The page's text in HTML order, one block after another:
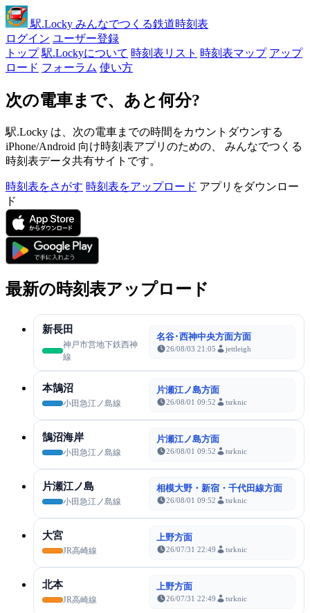
駅.Locky みんなでつくる鉄道時刻表
ログイン ユーザー登録
トップ 駅.Lockyについて 時刻表リスト 時刻表マップ アップ
ロード フォーラム 使い方
次の電車まで、あと何分?
駅.Locky は、次の電車までの時間をカウントダウンする
iPhone/Android 向け時刻表アプリのための、 みんなでつくる
時刻表データ共有サイトです。
時刻表をさがす 時刻表をアップロード アプリをダウンロー
ド
最新の時刻表アップロード
新長田
神戸市営地下鉄西神
線
名谷･西神中央方面方面
26/08/03 21:05 jettleigh
本鵠沼
小田急江ノ島線
片瀬江ノ島方面
26/08/01 09:52 tsrknic
鵠沼海岸
小田急江ノ島線
片瀬江ノ島方面
26/08/01 09:52 tsrknic
片瀬江ノ島
小田急江ノ島線
相模大野・新宿・千代田線方面
26/08/01 09:52 tsrknic
大宮
JR高崎線
上野方面
26/07/31 22:49 tsrknic
北本
JR高崎線
上野方面
26/07/31 22:49 tsrknic